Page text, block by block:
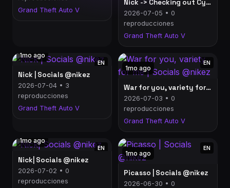
Grand Theft Auto V
Nick -> Checking out Cyberpunk Multiplayer later | Socials @nikez
2026-07-05 • 0
reproducciones
Grand Theft Auto V
1mo ago
EN
Nick | Socials @nikez
2026-07-04 • 3
reproducciones
Grand Theft Auto V
1mo ago
EN
War for you, variety for me | Socials @nikez
2026-07-03 • 0
reproducciones
Grand Theft Auto V
1mo ago
EN
Nick| Socials @nikez
2026-07-02 • 0
reproducciones
1mo ago
EN
Picasso | Socials @nikez
2026-06-30 • 0